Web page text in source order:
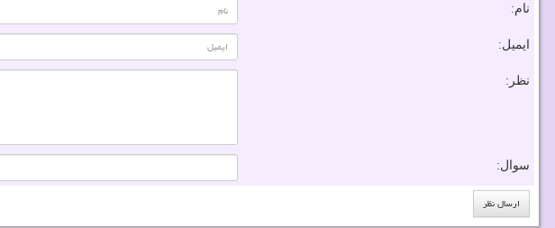
نام:
ایمیل:
نظر:
سوال: